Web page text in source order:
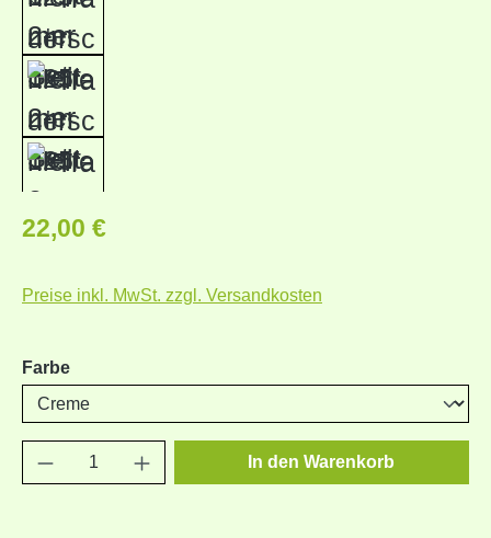
Regulärer Preis:
22,00 €
Preise inkl. MwSt. zzgl. Versandkosten
Farbeauswählen
Produkt Anzahl: Gib den gewünschten
In den Warenkorb